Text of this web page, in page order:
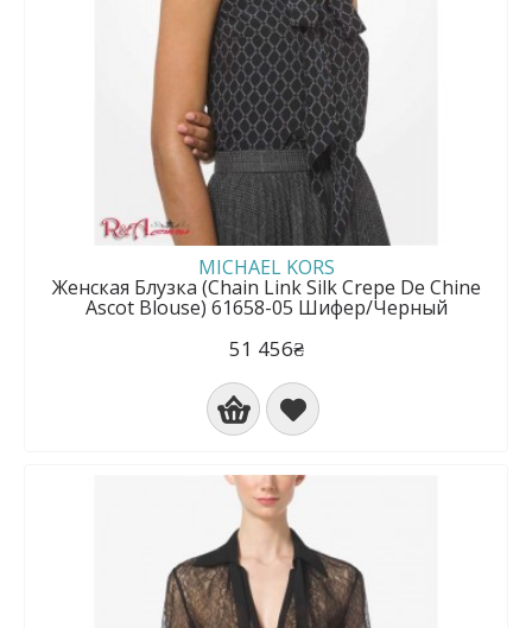
MICHAEL KORS
Женская Блузка (Chain Link Silk Crepe De Chine
Ascot Blouse) 61658-05 Шифер/Черный
51 456₴